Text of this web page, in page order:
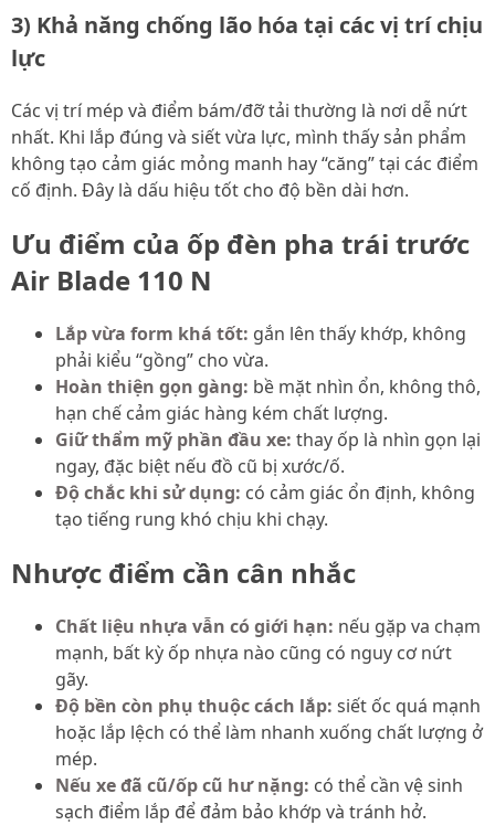
3) Khả năng chống lão hóa tại các vị trí chịu
lực
Các vị trí mép và điểm bám/đỡ tải thường là nơi dễ nứt
nhất. Khi lắp đúng và siết vừa lực, mình thấy sản phẩm
không tạo cảm giác mỏng manh hay “căng” tại các điểm
cố định. Đây là dấu hiệu tốt cho độ bền dài hơn.
Ưu điểm của ốp đèn pha trái trước
Air Blade 110 N
Lắp vừa form khá tốt: gắn lên thấy khớp, không
phải kiểu “gồng” cho vừa.
Hoàn thiện gọn gàng: bề mặt nhìn ổn, không thô,
hạn chế cảm giác hàng kém chất lượng.
Giữ thẩm mỹ phần đầu xe: thay ốp là nhìn gọn lại
ngay, đặc biệt nếu đồ cũ bị xước/ố.
Độ chắc khi sử dụng: có cảm giác ổn định, không
tạo tiếng rung khó chịu khi chạy.
Nhược điểm cần cân nhắc
Chất liệu nhựa vẫn có giới hạn: nếu gặp va chạm
mạnh, bất kỳ ốp nhựa nào cũng có nguy cơ nứt
gãy.
Độ bền còn phụ thuộc cách lắp: siết ốc quá mạnh
hoặc lắp lệch có thể làm nhanh xuống chất lượng ở
mép.
Nếu xe đã cũ/ốp cũ hư nặng: có thể cần vệ sinh
sạch điểm lắp để đảm bảo khớp và tránh hở.